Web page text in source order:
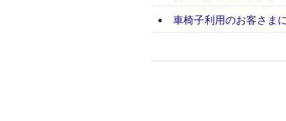
車椅子利用のお客さま